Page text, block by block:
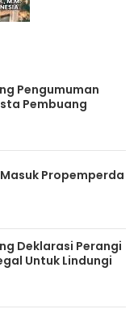
Pengumuman
Pembuang
Propemperda
Deklarasi Perangi
Untuk Lindungi